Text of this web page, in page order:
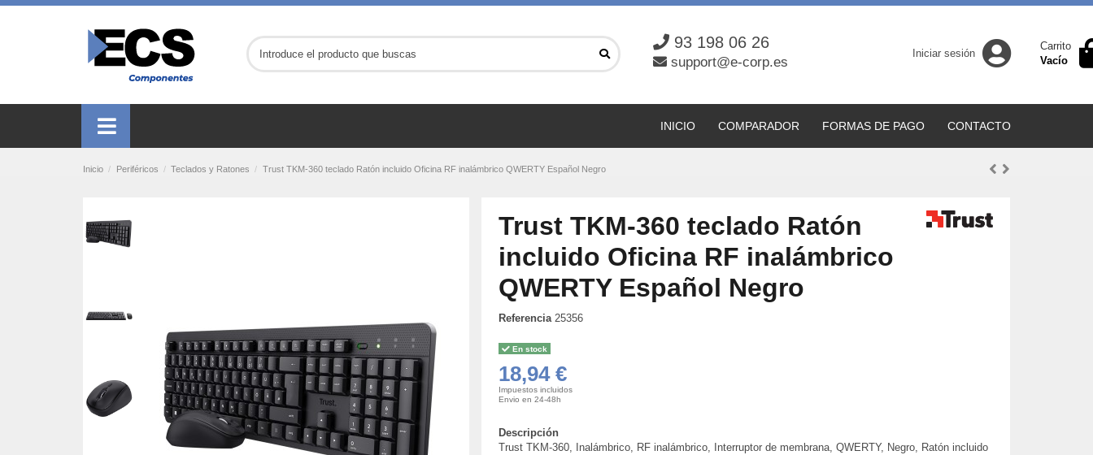
93 198 06 26
support@e-corp.es
Iniciar sesión
Carrito
Vacío
CONTACTO
FORMAS DE PAGO
COMPARADOR
INICIO
Inicio Periféricos Teclados y Ratones Trust TKM-360 teclado Ratón incluido Oficina RF inalámbrico QWERTY Español Negro
Trust TKM-360 teclado Ratón
incluido Oficina RF inalámbrico
QWERTY Español Negro
Referencia 25356
En stock
18,94 €
Impuestos incluidos
Envio en 24-48h
Descripción
Trust TKM-360, Inalámbrico, RF inalámbrico, Interruptor de membrana, QWERTY, Negro, Ratón incluido